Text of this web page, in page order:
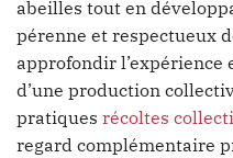
abeilles tout en
pérenne et respectueux
approfondir
d’une production
pratiques récoltes
regard complémentaire